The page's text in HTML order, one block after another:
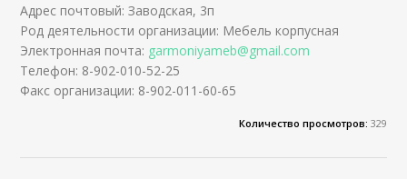
Адрес почтовый: Заводская, 3п
Род деятельности организации: Мебель корпусная
Электронная почта: garmoniyameb@gmail.com
Телефон: 8-902-010-52-25
Факс организации: 8-902-011-60-65
Количество просмотров: 329